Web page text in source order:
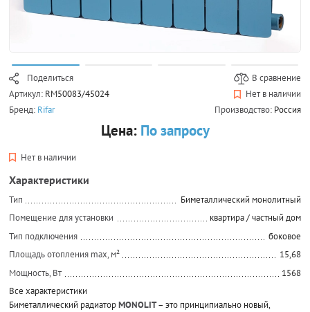
Поделиться
В сравнение
Артикул: RM50083/45024
Нет в наличии
Бренд: Rifar Производство: Россия
Цена: По запросу
Нет в наличии
Характеристики
Тип
Биметаллический монолитный
Помещение для установки
квартира / частный дом
Тип подключения
боковое
Площадь отопления max, м²
15,68
Мощность, Вт
1568
Все характеристики
Биметаллический радиаторMONOLIT– это принципиально новый,